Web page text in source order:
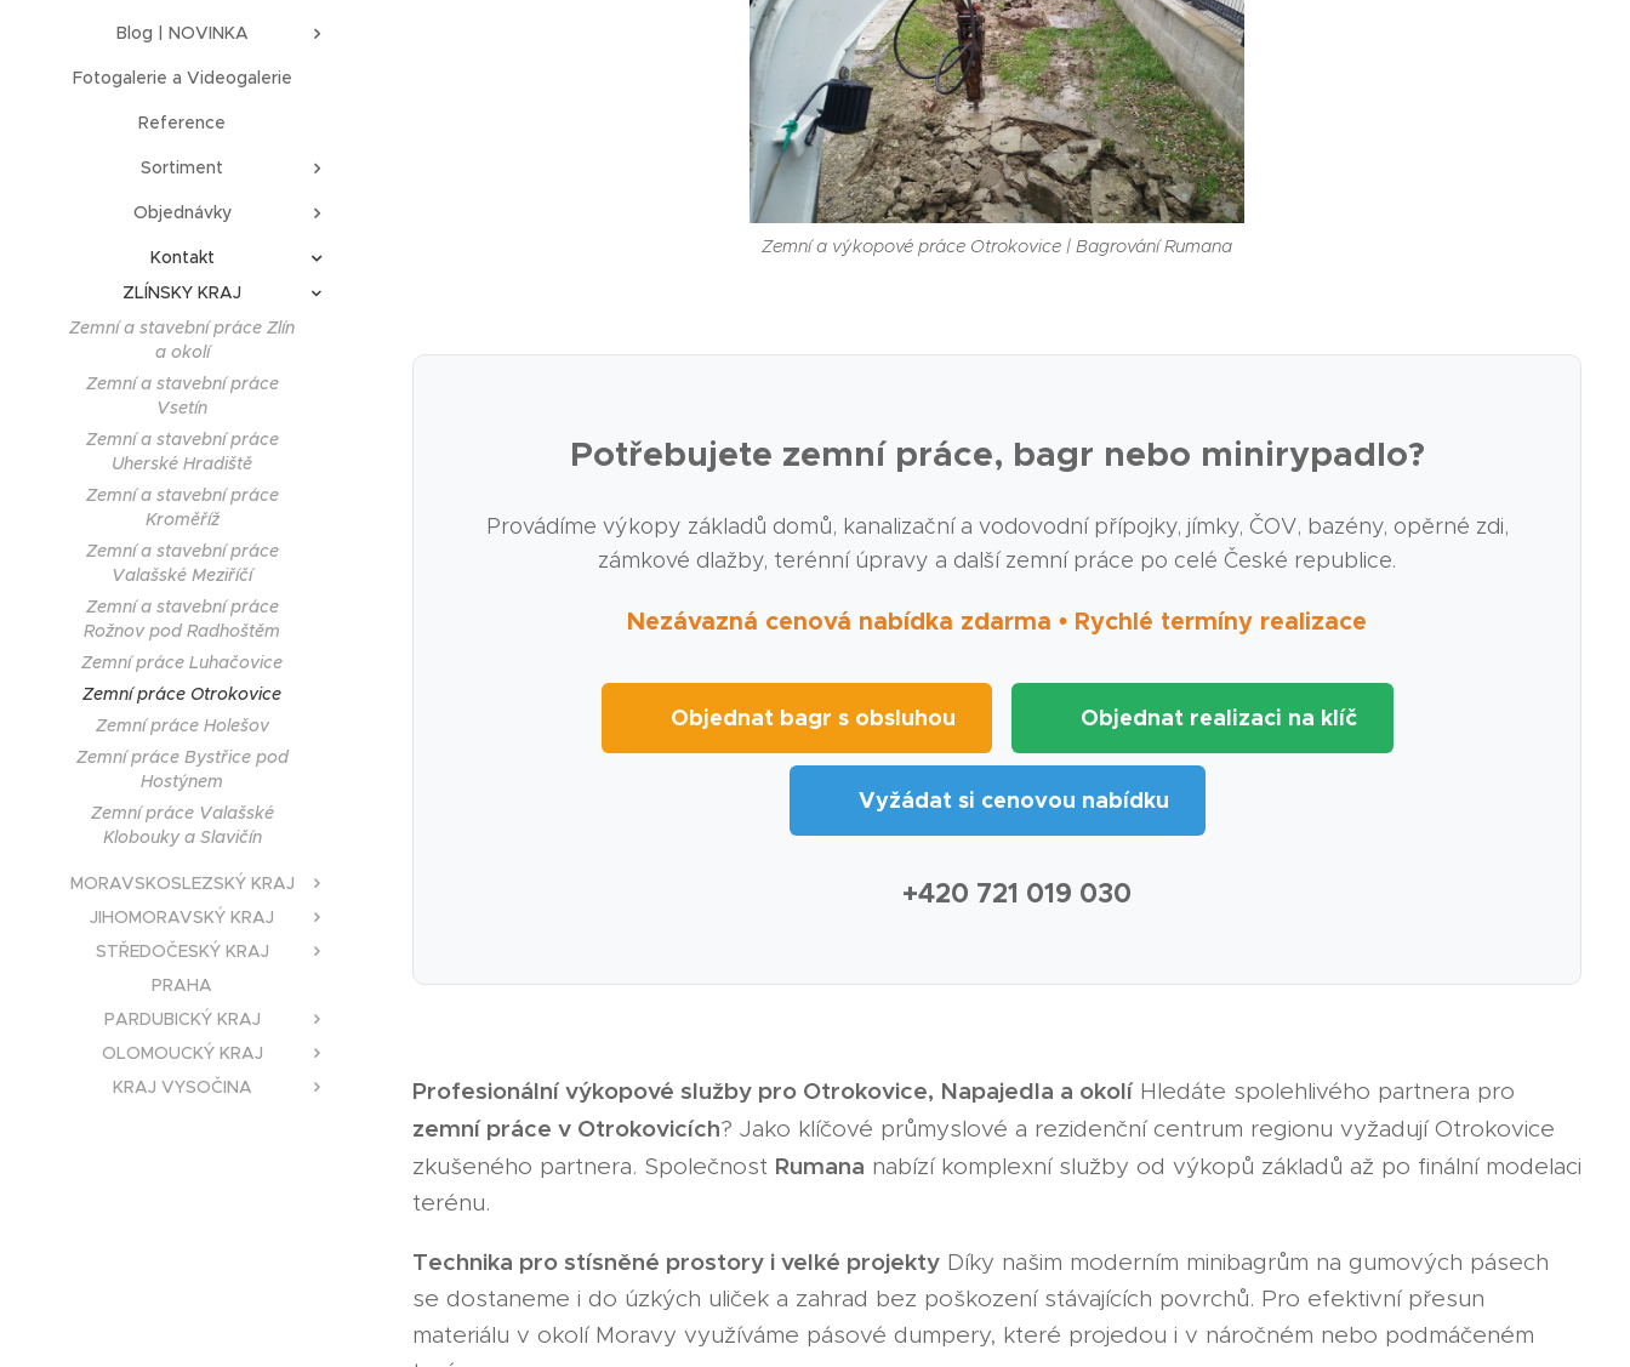
Blog | NOVINKA
Fotogalerie a Videogalerie
Reference
Sortiment
Objednávky
Kontakt
ZLÍNSKY KRAJ
Zemní a stavební práce Zlín
a okolí
Zemní a stavební práce
Vsetín
Zemní a stavební práce
Uherské Hradiště
Zemní a stavební práce
Kroměříž
Zemní a stavební práce
Valašské Meziříčí
Zemní a stavební práce
Rožnov pod Radhoštěm
Zemní práce Luhačovice
Zemní práce Otrokovice
Zemní práce Holešov
Zemní práce Bystřice pod
Hostýnem
Zemní práce Valašské
Klobouky a Slavičín
MORAVSKOSLEZSKÝ KRAJ
JIHOMORAVSKÝ KRAJ
STŘEDOČESKÝ KRAJ
PRAHA
PARDUBICKÝ KRAJ
OLOMOUCKÝ KRAJ
KRAJ VYSOČINA
Zemní a výkopové práce Otrokovice | Bagrování Rumana
Potřebujete zemní práce, bagr nebo minirypadlo?
Provádíme výkopy základů domů, kanalizační a vodovodní přípojky, jímky, ČOV, bazény, opěrné zdi,
zámkové dlažby, terénní úpravy a další zemní práce po celé České republice.
Nezávazná cenová nabídka zdarma • Rychlé termíny realizace
🚜 Objednat bagr s obsluhou 🏗️ Objednat realizaci na klíč
📋 Vyžádat si cenovou nabídku
📞 +420 721 019 030
Profesionální výkopové služby pro Otrokovice, Napajedla a okolíHledáte spolehlivého partnera pro
zemní práce v Otrokovicích? Jako klíčové průmyslové a rezidenční centrum regionu vyžadují Otrokovice
zkušeného partnera. Společnost Rumana nabízí komplexní služby od výkopů základů až po finální modelaci
terénu.
Technika pro stísněné prostory i velké projekty Díky našim moderním minibagrům na gumových pásech
se dostaneme i do úzkých uliček a zahrad bez poškození stávajících povrchů. Pro efektivní přesun
materiálu v okolí Moravy využíváme pásové dumpery, které projedou i v náročném nebo podmáčeném